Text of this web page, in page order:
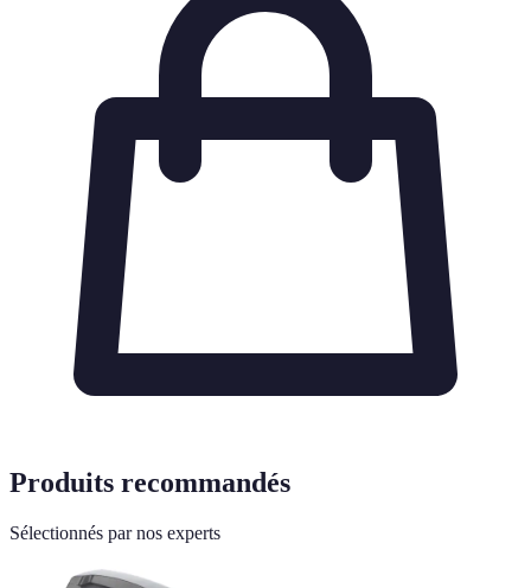
Produits recommandés
Sélectionnés par nos experts